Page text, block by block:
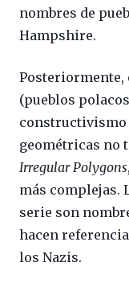
nombres de
Hampshire.
Posteriormente,
(pueblos
geométricas no
Irregular Polygons
más complejas.
serie son
hacen
los Nazis.